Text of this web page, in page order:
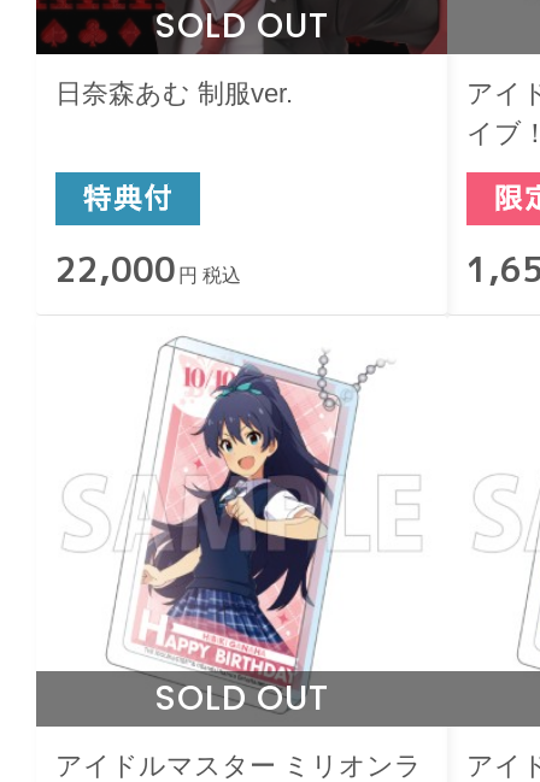
SOLD OUT
日奈森あむ 制服ver.
22,000 円 税込
アイ
イブ
ロッ
SOLD OUT
アイドルマスター ミリオンラ
アイ